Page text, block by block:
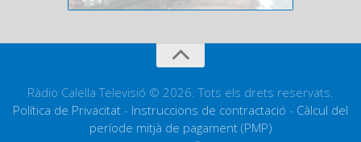
Ràdio Calella Televisió © 2026. Tots els drets reservats.
Política de Privacitat - Instruccions de contractació - Càlcul del
període mitjà de pagament (PMP)